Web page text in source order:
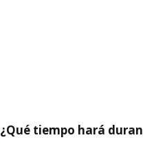
¿Qué tiempo hará